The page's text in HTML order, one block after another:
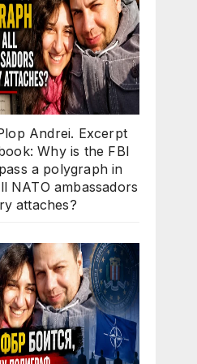
Andrei. Excerpt
Why is the FBI
a polygraph in
NATO ambassadors
attaches?